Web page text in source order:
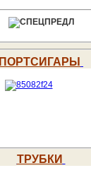
ПОРТСИГАРЫ
ТРУБКИ